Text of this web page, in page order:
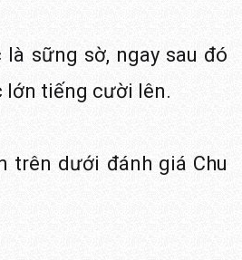
là sững sờ, ngay sau đó
lớn tiếng cười lên.
trên dưới đánh giá Chu